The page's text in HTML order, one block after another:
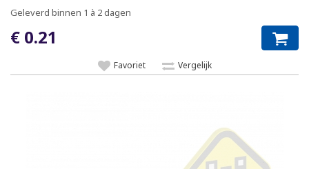
Geleverd binnen 1 à 2 dagen
€ 0.21
Favoriet Vergelijk